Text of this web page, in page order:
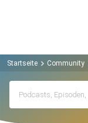
Startseite Community